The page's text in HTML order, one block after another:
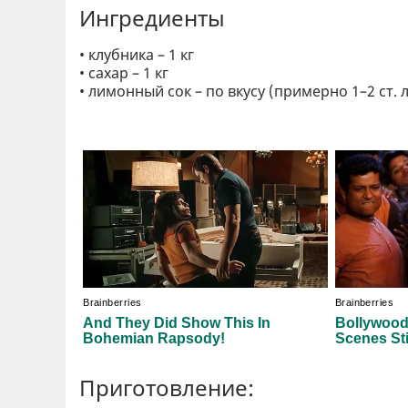
Ингредиенты
• клубника – 1 кг
• сахар – 1 кг
• лимонный сок – по вкусу (примерно 1–2 ст.
Приготовление: